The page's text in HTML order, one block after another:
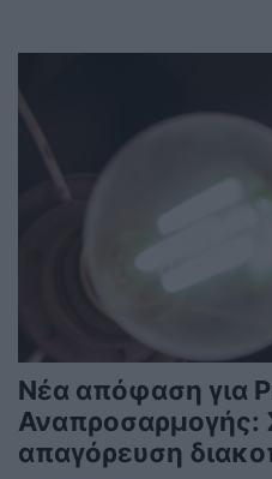
Νέα απόφαση για
Αναπροσαρμογής:
απαγόρευση